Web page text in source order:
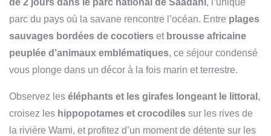
de 2 jours dans le parc national de Saadani, l’unique
parc du pays où la savane rencontre l’océan. Entre plages
sauvages bordées de cocotiers et brousse africaine
peuplée d’animaux emblématiques, ce séjour condensé
vous plonge dans un décor à la fois marin et terrestre.
Observez les éléphants et les girafes longeant le littoral ,
croisez les hippopotames et crocodiles sur les rives de
la rivière Wami, et profitez d’un moment de détente sur les